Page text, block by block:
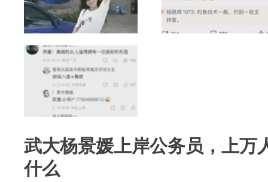
武大杨景媛上岸公务员，上万
什么